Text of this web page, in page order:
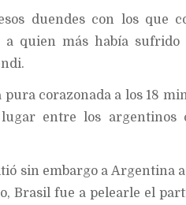
duendes con los que
quien más había sufrido
pura corazonada a los 18
entre los argentinos
sin embargo a Argentina
Brasil fue a pelearle el